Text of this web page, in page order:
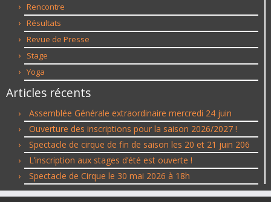
Rencontre
Résultats
Revue de Presse
Stage
Yoga
Articles récents
Assemblée Générale extraordinaire mercredi 24 juin
Ouverture des inscriptions pour la saison 2026/2027 !
Spectacle de cirque de fin de saison les 20 et 21 juin 206
L’inscription aux stages d’été est ouverte !
Spectacle de Cirque le 30 mai 2026 à 18h